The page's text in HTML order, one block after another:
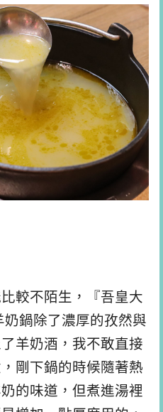
較不陌生，『吾皇大
鍋除了濃厚的孜然與
羊奶酒，我不敢直接
剛下鍋的時候隨著熱
的味道，但煮進湯裡